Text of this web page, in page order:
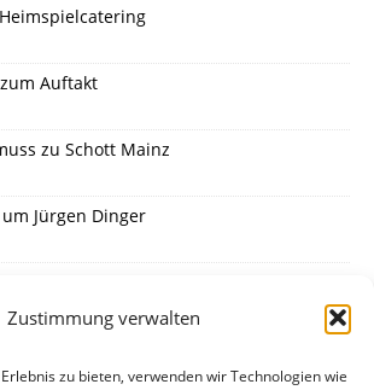
Zustimmung verwalten
zu bieten, verwenden wir Technologien wie
Auftakt
zu Schott Mainz
Jürgen Dinger